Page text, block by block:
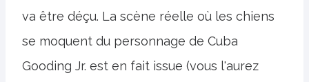
va être déçu. La scène réelle où les chiens
se moquent du personnage de Cuba
Gooding Jr. est en fait issue (vous l'aurez